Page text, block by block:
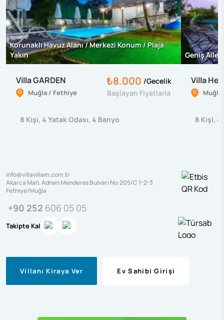
Korunaklı Havuz Alanı / Merkezi Konum / Plaja
Yakın
Villa GARDEN
Muğla / Fethiye
₺8.000 /Gecelik
Başlayan Fiyatlarla
8 Kişi, 4 Yatak Odası, 4 Banyo
Geniş
Villa
8 Kişi, 4
info@villavillam.com.tr
Akarca Mah. Adnan Menderes Bulvarı No:205/C 1-2-3
Fethiye/Muğla
+90 252 606 05 05
Takipte Kal
Villanı Kiraya Ver Ev Sahibi Girişi